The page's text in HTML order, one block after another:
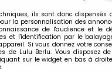
ils sont donc dispensés
la personnalisation des
de l'audience et le
et l'identification par le
Si vous donnez votre
de Lulu Berlu. Vous disposez
sur le widget en bas à